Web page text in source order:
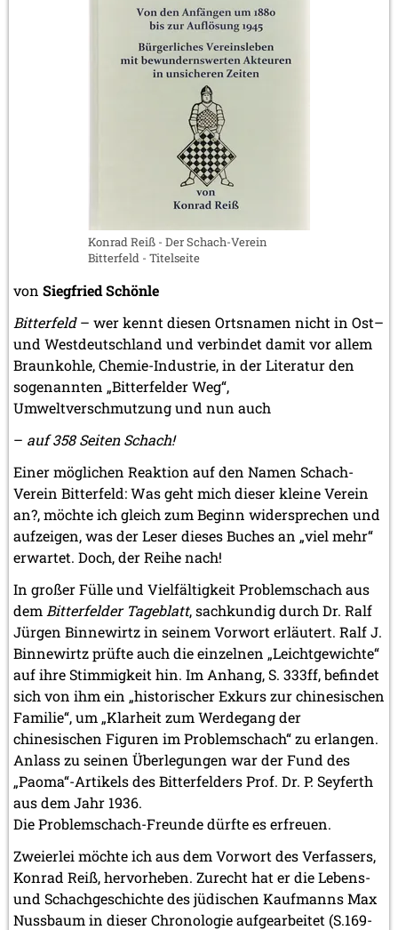
Gaspard
Monge
Konrad Reiß - Der Schach-Verein
Bitterfeld - Titelseite
von Siegfried Schönle
Bitterfeld– wer kennt diesen Ortsnamen nicht in Ost–
und Westdeutschland und verbindet damit vor allem
Braunkohle, Chemie-Industrie, in der Literatur den
sogenannten „Bitterfelder Weg“,
Umweltverschmutzung und nun auch
– auf 358 Seiten Schach!
Einer möglichen Reaktion auf den Namen Schach-
Verein Bitterfeld: Was geht mich dieser kleine Verein
an?, möchte ich gleich zum Beginn widersprechen und
aufzeigen, was der Leser dieses Buches an „viel mehr“
erwartet. Doch, der Reihe nach!
In großer Fülle und Vielfältigkeit Problemschach aus
dem Bitterfelder Tageblatt, sachkundig durch Dr. Ralf
Jürgen Binnewirtz in seinem Vorwort erläutert. Ralf J.
Binnewirtz prüfte auch die einzelnen „Leichtgewichte“
auf ihre Stimmigkeit hin. Im Anhang, S. 333ff, befindet
sich von ihm ein „historischer Exkurs zur chinesischen
Familie“, um „Klarheit zum Werdegang der
chinesischen Figuren im Problemschach“ zu erlangen.
Anlass zu seinen Überlegungen war der Fund des
„Paoma“-Artikels des Bitterfelders Prof. Dr. P. Seyferth
aus dem Jahr 1936.
Die Problemschach-Freunde dürfte es erfreuen.
Zweierlei möchte ich aus dem Vorwort des Verfassers,
Konrad Reiß, hervorheben. Zurecht hat er die Lebens-
und Schachgeschichte des jüdischen Kaufmanns Max
Nussbaum in dieser Chronologie aufgearbeitet (S.169-